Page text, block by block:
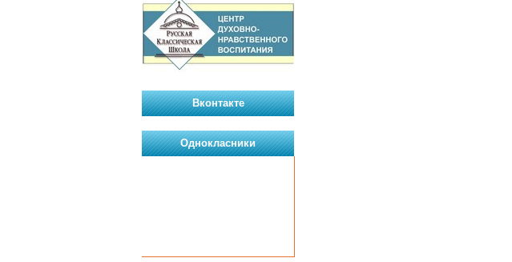
Вконтакте
Однокласники